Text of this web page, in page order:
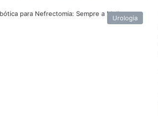
Urologia